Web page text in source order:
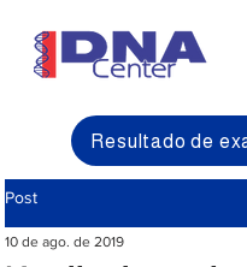
Resultado de
Post
10 de ago. de 2019